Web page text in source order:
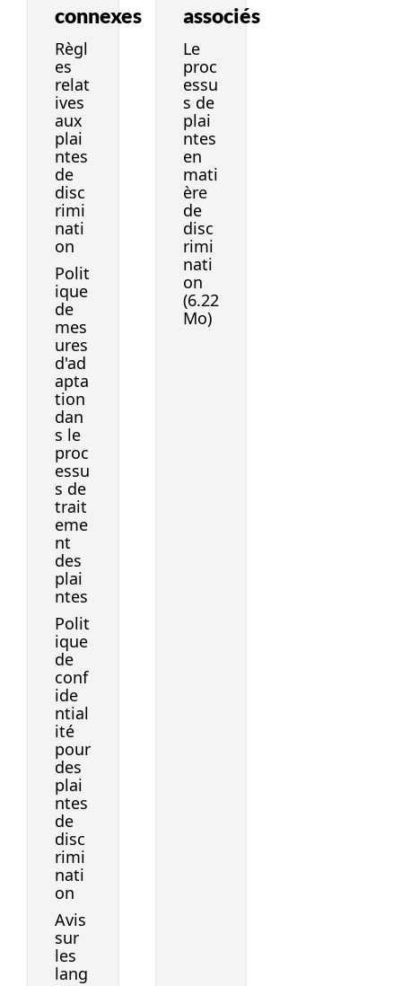
connexes
Règl
es
relat
ives
aux
plai
ntes
de
disc
rimi
nati
on
Polit
ique
de
mes
ures
d'ad
apta
tion
dan
s le
proc
essu
s de
trait
eme
nt
des
plai
ntes
Polit
ique
de
conf
ide
ntial
ité
pour
des
plai
ntes
de
disc
rimi
nati
on
Avis
sur
les
lang
associés
Le
proc
essu
s de
plai
ntes
en
mati
ère
de
disc
rimi
nati
on
(6.22
Mo)